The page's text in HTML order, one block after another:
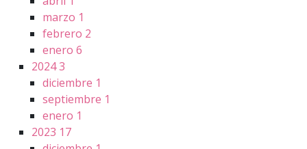
marzo 1
febrero 2
enero 6
20243
diciembre 1
septiembre 1
enero 1
2023 17